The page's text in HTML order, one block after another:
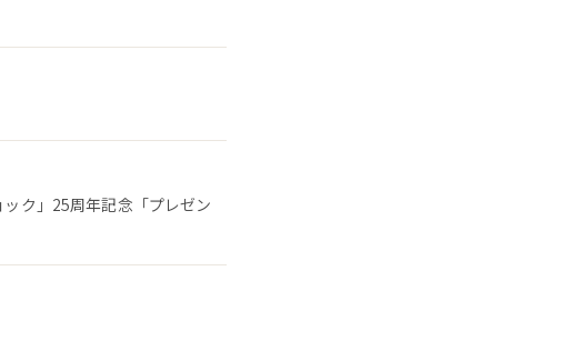
ク」25周年記念「プレゼン